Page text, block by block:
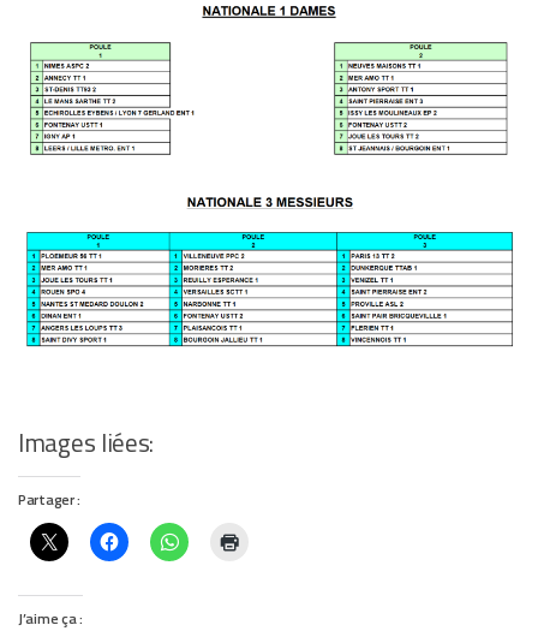
Images liées:
Partager :
J’aime ça :